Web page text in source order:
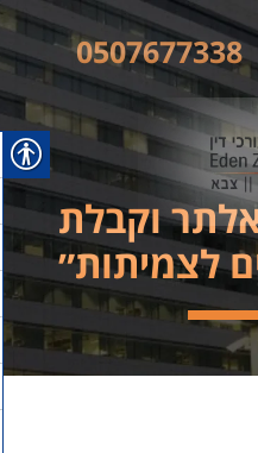
0507677338
צו 8 לאלתר וקבלת
לצמיתות״